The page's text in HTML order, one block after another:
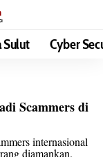
Sulut Cyber
Scammers di
internasional
diamankan.